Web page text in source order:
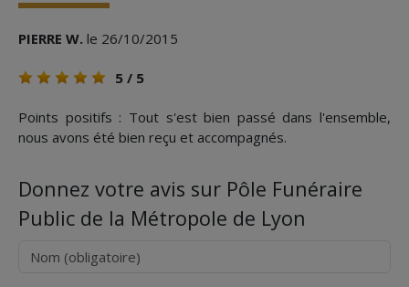
PIERRE W. le 26/10/2015
5 / 5
Points positifs : Tout s'est bien passé dans l'ensemble,
nous avons été bien reçu et accompagnés.
Donnez votre avis sur Pôle Funéraire
Public de la Métropole de Lyon
Nom